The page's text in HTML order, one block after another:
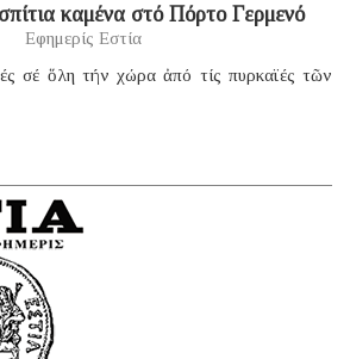
καμένα στό Πόρτο Γερμενό
Εφημερίς Εστία
σέ ὅλη τήν χώρα ἀπό τίς πυρκαϊές τῶν